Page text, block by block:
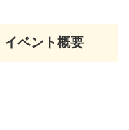
ベント概要